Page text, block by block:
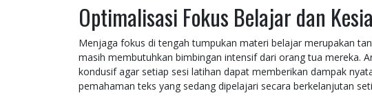
Optimalisasi Fokus Belajar dan
Menjaga fokus di tengah tumpukan materi belajar merupakan
masih membutuhkan bimbingan intensif dari orang tua mereka.
kondusif agar setiap sesi latihan dapat memberikan dampak
pemahaman teks yang sedang dipelajari secara berkelanjutan